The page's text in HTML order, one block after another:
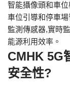
智能攝像頭和車
車位引導和停車
監測傳感器,實時
能源利用效率。
CMHK 5G
安全性?